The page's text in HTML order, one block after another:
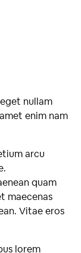
nullam
enim nam
arcu
quam
maecenas
Vitae eros
lorem